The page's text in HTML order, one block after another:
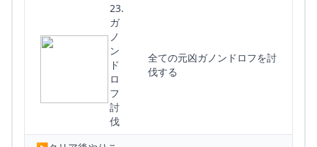
23.
ガ
ノ
ン
ド
ロ
フ
討
伐
全ての元凶ガノンドロフを討
伐する
食
べ
祠